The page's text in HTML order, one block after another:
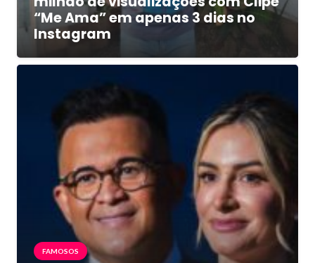
“Me Ama” em apenas 3 dias no
Instagram
FAMOSOS